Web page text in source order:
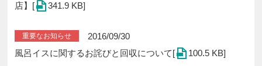
店】[
341.9 KB]
重要なお知らせ
2016/09/30
風呂イスに関するお詫びと回収について[
100.5 KB]